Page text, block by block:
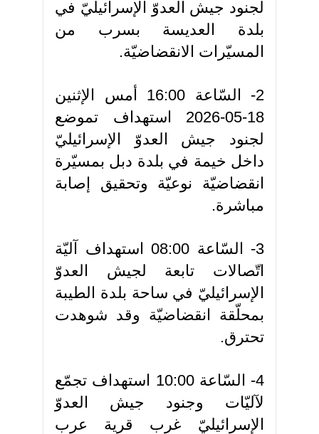
لجنود جيش العدوّ الإسرائيليّ في
بلدة العديسة بسرب من
المسيّرات الانقضاضيّة.
2- السّاعة 16:00 أمس الإثنين
18-05-2026 استهداف تموضع
لجنود جيش العدوّ الإسرائيليّ
داخل خيمة في بلدة دبل بمسيّرة
انقضاضيّة نوعيّة وتحقيق إصابة
مباشرة.
3- السّاعة 08:00 استهداف آليّة
اتّصالات تابعة لجيش العدوّ
الإسرائيليّ في ساحة بلدة الطيبة
بمحلّقة انقضاضيّة وقد شوهدت
تحترق.
4- السّاعة 10:00 استهداف تجمّع
لآليّات وجنود جيش العدوّ
الإسرائيليّ غرب قرية عرب